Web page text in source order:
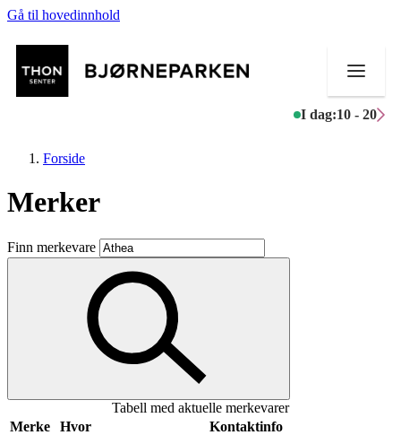
Gå til hovedinnhold
I dag:10 - 20
Butikker
Mat og drikke
Aktiviteter
Forside
Merker
Finn merkevare
Tabell med aktuelle merkevarer
Merke
Hvor
Kontaktinfo